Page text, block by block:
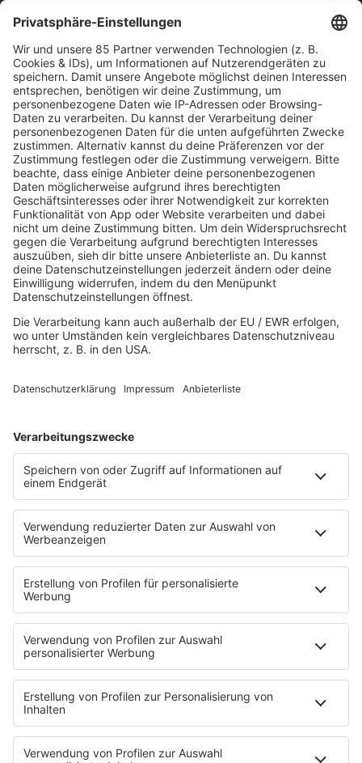
Euch ganz bequem die heißesten neuen Acts direkt
nach Hause!
Es läuft:
The Detectors mit To Live and to Let Love
HOME
MUSIK
Playlist
Streams
Rocknews
Band-Alphabet
Rockfakten
Rockquiz
Videos
PROGRAMM
Sendungen
Moderatoren
Podcasts
Hells Bells
Musikwunsch
AKTIONEN
Backstagebereich
King of BOB
Beichtstuhl
Neuerscheinung
Newcomer